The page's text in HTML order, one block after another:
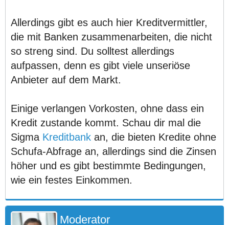
Allerdings gibt es auch hier Kreditvermittler,
die mit Banken zusammenarbeiten, die nicht
so streng sind. Du solltest allerdings
aufpassen, denn es gibt viele unseriöse
Anbieter auf dem Markt.
Einige verlangen Vorkosten, ohne dass ein
Kredit zustande kommt. Schau dir mal die
Sigma Kreditbank an, die bieten Kredite ohne
Schufa-Abfrage an, allerdings sind die Zinsen
höher und es gibt bestimmte Bedingungen,
wie ein festes Einkommen.
Moderator